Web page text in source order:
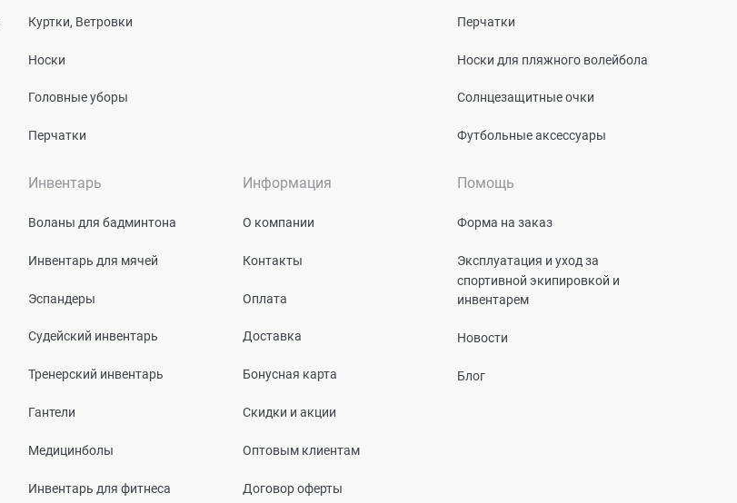
Куртки, Ветровки
Носки
Головные уборы
Перчатки
Перчатки
Носки для пляжного волейбола
Солнцезащитные очки
Футбольные аксессуары
Инвентарь
Воланы для бадминтона
Инвентарь для мячей
Эспандеры
Судейский инвентарь
Тренерский инвентарь
Гантели
Медицинболы
Инвентарь для фитнеса
Информация
О компании
Контакты
Оплата
Доставка
Бонусная карта
Скидки и акции
Оптовым клиентам
Договор оферты
Помощь
Форма на заказ
Эксплуатация и уход за
спортивной экипировкой и
инвентарем
Новости
Блог